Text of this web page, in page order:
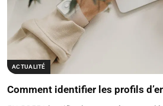
ACTUALITÉ
Comment identifier les profils